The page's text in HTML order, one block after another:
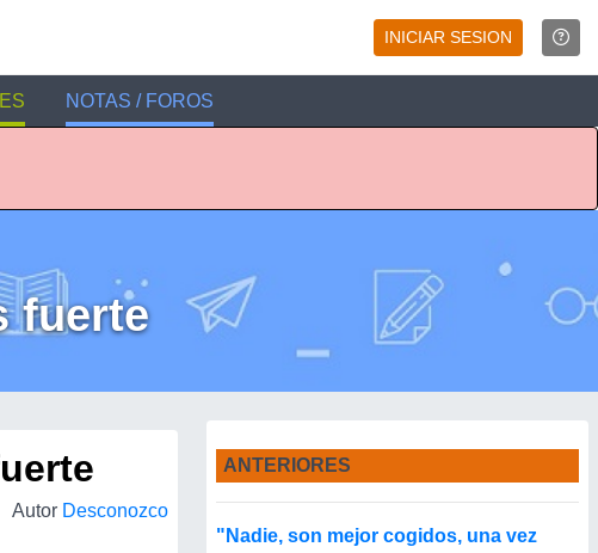
INICIAR SESION
NOTAS / FOROS
fuerte
Autor Desconozco
ANTERIORES
"Nadie, son mejor cogidos, una vez